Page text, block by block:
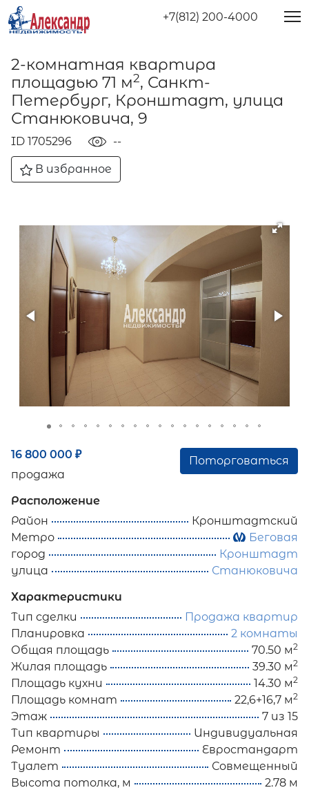
+7(812) 200-4000
2-комнатная квартира
площадью 71 м2, Санкт-
Петербург, Кронштадт, улица
Станюковича, 9
ID 1705296 --
В избранное
16 800 000 ₽
продажа
Поторговаться
Расположение
Район
Кронштадтский
Метро
Беговая
город
Кронштадт
улица
Станюковича
Характеристики
Тип сделки
Продажа квартир
Планировка
2 комнаты
Общая площадь
70.50 м2
Жилая площадь 39.30 м2
Площадь кухни 14.30 м2
Площадь комнат 22,6+16,7 м2
Этаж
7 из 15
Тип квартиры
Индивидуальная
Ремонт
Евростандарт
Туалет
Совмещенный
Высота потолка, м
2.78 м